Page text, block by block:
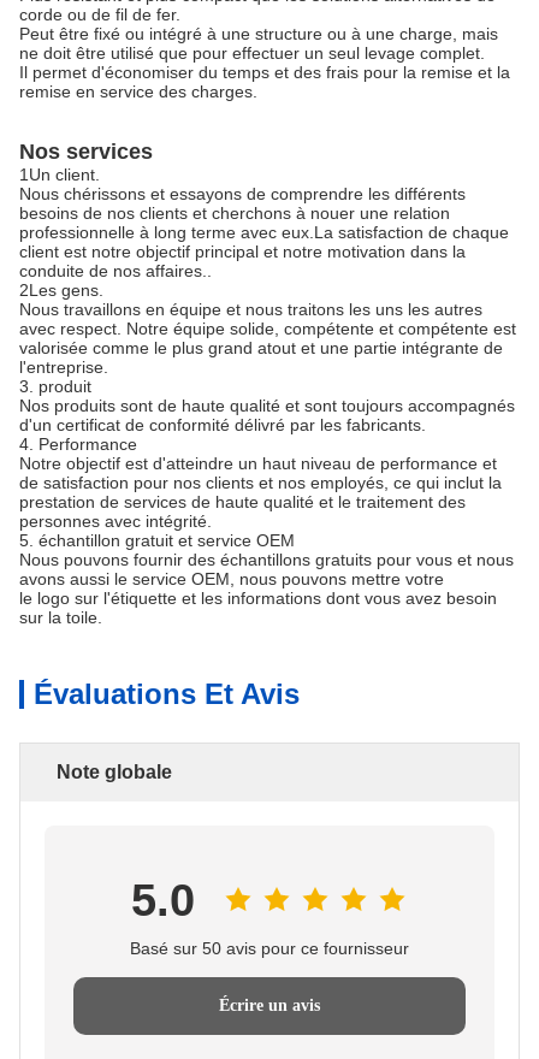
corde ou de fil de fer.
Peut être fixé ou intégré à une structure ou à une charge, mais
ne doit être utilisé que pour effectuer un seul levage complet.
Il permet d'économiser du temps et des frais pour la remise et la
remise en service des charges.
Nos services
1Un client.
Nous chérissons et essayons de comprendre les différents
besoins de nos clients et cherchons à nouer une relation
professionnelle à long terme avec eux.La satisfaction de chaque
client est notre objectif principal et notre motivation dans la
conduite de nos affaires..
2Les gens.
Nous travaillons en équipe et nous traitons les uns les autres
avec respect. Notre équipe solide, compétente et compétente est
valorisée comme le plus grand atout et une partie intégrante de
l'entreprise.
3. produit
Nos produits sont de haute qualité et sont toujours accompagnés
d'un certificat de conformité délivré par les fabricants.
4. Performance
Notre objectif est d'atteindre un haut niveau de performance et
de satisfaction pour nos clients et nos employés, ce qui inclut la
prestation de services de haute qualité et le traitement des
personnes avec intégrité.
5. échantillon gratuit et service OEM
Nous pouvons fournir des échantillons gratuits pour vous et nous
avons aussi le service OEM, nous pouvons mettre votre
le logo sur l'étiquette et les informations dont vous avez besoin
sur la toile.
Évaluations Et Avis
Note globale
5.0
Basé sur 50 avis pour ce fournisseur
Écrire un avis